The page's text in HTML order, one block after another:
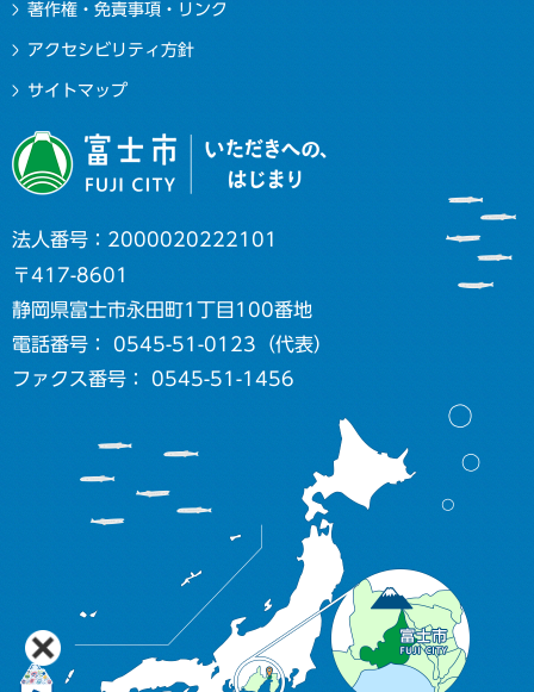
著作権・免責事項・リンク
アクセシビリティ方針
サイトマップ
法人番号：2000020222101
〒417-8601
静岡県富士市永田町1丁目100番地
電話番号： 0545-51-0123（代表）
ファクス番号： 0545-51-1456